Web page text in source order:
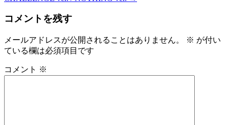
ナ
ゲ
シ
コメントを残す
メールアドレスが公開されることはありません。 ※ が付い
ている欄は必須項目です
コメント ※